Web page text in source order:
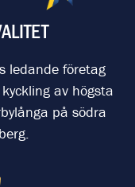
ledande företag
av högsta
på södra